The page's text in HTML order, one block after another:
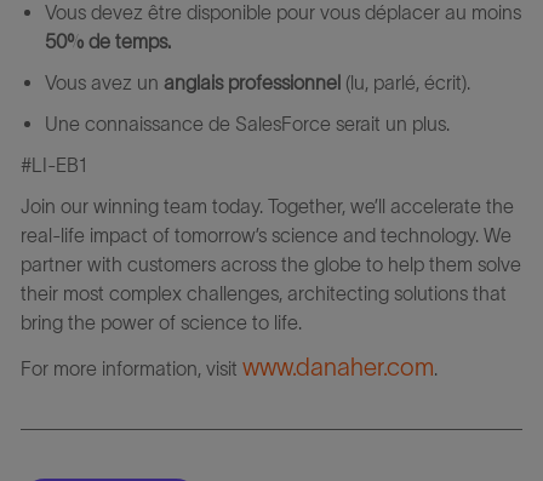
Vous devez être disponible pour vous déplacer au moins
50% de temps.
Vous avez un anglais professionnel (lu, parlé, écrit).
Une connaissance de SalesForce serait un plus.
#LI-EB1
Join our winning team today. Together, we’ll accelerate the
real-life impact of tomorrow’s science and technology. We
partner with customers across the globe to help them solve
their most complex challenges, architecting solutions that
bring the power of science to life.
For more information, visit www.danaher.com.